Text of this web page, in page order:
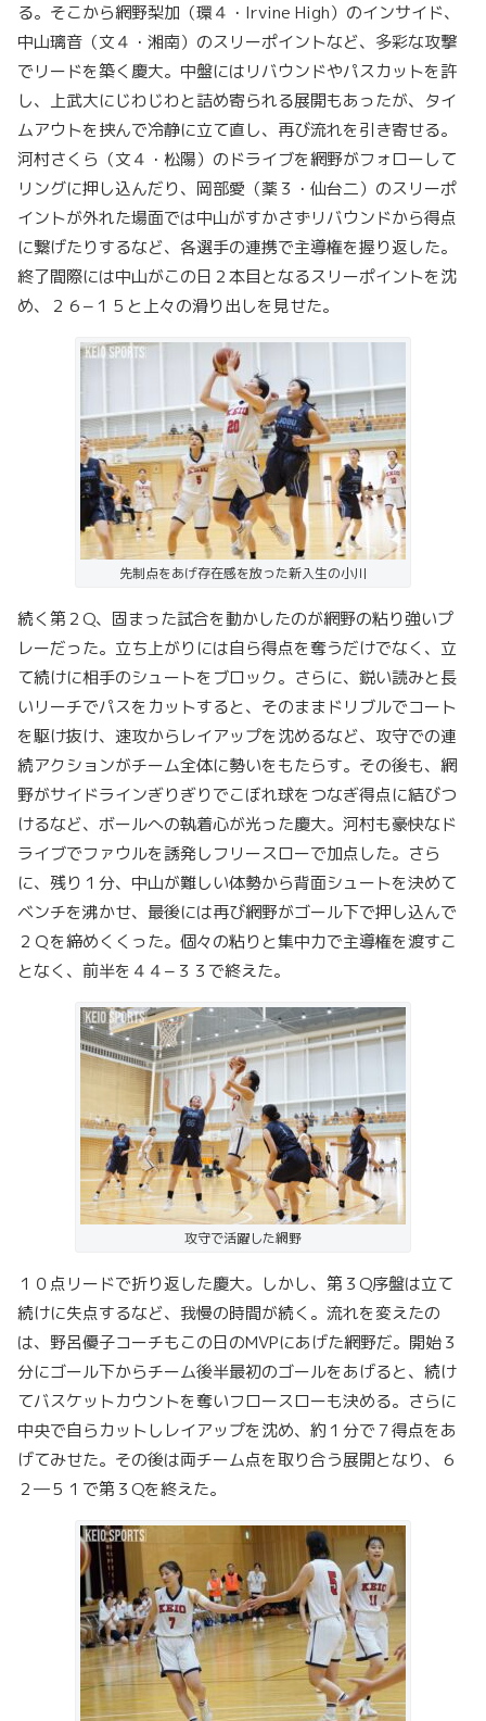
る。そこから網野梨加（環４・Irvine High）のインサイド、
中山璃音（文４・湘南）のスリーポイントなど、多彩な攻撃
でリードを築く慶大。中盤にはリバウンドやパスカットを許
し、上武大にじわじわと詰め寄られる展開もあったが、タイ
ムアウトを挟んで冷静に立て直し、再び流れを引き寄せる。
河村さくら（文４・松陽）のドライブを網野がフォローして
リングに押し込んだり、岡部愛（薬３・仙台二）のスリーポ
イントが外れた場面では中山がすかさずリバウンドから得点
に繋げたりするなど、各選手の連携で主導権を握り返した。
終了間際には中山がこの日２本目となるスリーポイントを沈
め、２６−１５と上々の滑り出しを見せた。
先制点をあげ存在感を放った新入生の小川
続く第２Q、固まった試合を動かしたのが網野の粘り強いプ
レーだった。立ち上がりには自ら得点を奪うだけでなく、立
て続けに相手のシュートをブロック。さらに、鋭い読みと長
いリーチでパスをカットすると、そのままドリブルでコート
を駆け抜け、速攻からレイアップを沈めるなど、攻守での連
続アクションがチーム全体に勢いをもたらす。その後も、網
野がサイドラインぎりぎりでこぼれ球をつなぎ得点に結びつ
けるなど、ボールへの執着心が光った慶大。河村も豪快なド
ライブでファウルを誘発しフリースローで加点した。さら
に、残り１分、中山が難しい体勢から背面シュートを決めて
ベンチを沸かせ、最後には再び網野がゴール下で押し込んで
２Ｑを締めくくった。個々の粘りと集中力で主導権を渡すこ
となく、前半を４４−３３で終えた。
攻守で活躍した網野
１０点リードで折り返した慶大。しかし、第３Q序盤は立て
続けに失点するなど、我慢の時間が続く。流れを変えたの
は、野呂優子コーチもこの日のMVPにあげた網野だ。開始３
分にゴール下からチーム後半最初のゴールをあげると、続け
てバスケットカウントを奪いフロースローも決める。さらに
中央で自らカットしレイアップを沈め、約１分で７得点をあ
げてみせた。その後は両チーム点を取り合う展開となり、６
２―５１で第３Qを終えた。